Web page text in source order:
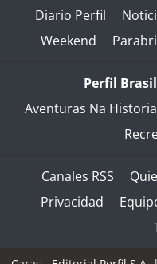
Diario Perfil
Weekend
Perfil
Aventuras Na Historia
Canales RSS
Privacidad